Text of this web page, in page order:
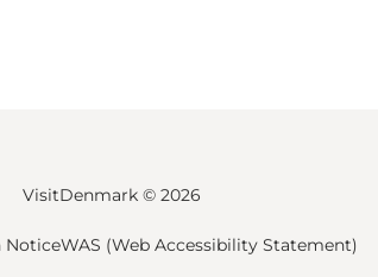
VisitDenmark © 2026
NoticeWAS (Web Accessibility Statement)